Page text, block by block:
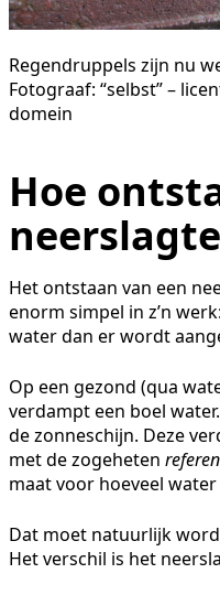
Regendruppels zijn nu
Fotograaf: “selbst” –
domein
Hoe
Het ontstaan van een
enorm simpel in z’n
water dan er wordt
Op een gezond (qua
verdampt een boel
de zonneschijn. Deze
met de zogeheten
maat voor hoeveel
Dat moet natuurlijk
Het verschil is het